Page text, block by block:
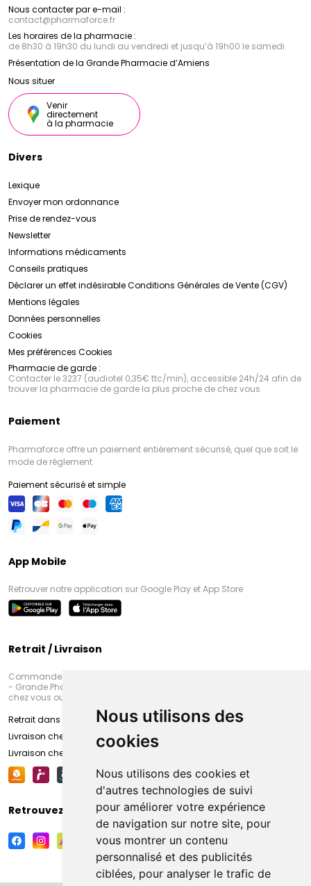
Nous utilisons des
cookies
Nous utilisons des cookies et
d'autres technologies de suivi
pour améliorer votre expérience
de navigation sur notre site, pour
vous montrer un contenu
personnalisé et des publicités
ciblées, pour analyser le trafic de
Nous contacter par e-mail :
contact@pharmaforce.fr
Les horaires de la pharmacie :
de 8h30 à 19h30 du lundi au vendredi et jusqu’à 19h00 le samedi
Présentation de la Grande Pharmacie d’Amiens
Nous situer
Venir
directement
à la pharmacie
Divers
Lexique
Envoyer mon ordonnance
Prise de rendez-vous
Newsletter
Informations médicaments
Conseils pratiques
Déclarer un effet indésirableConditions Générales de Vente (CGV)
Mentions légales
Données personnelles
Cookies
Mes préférences Cookies
Pharmacie de garde :
Contacter le 3237 (audiotel 0,35€ ttc/min), accessible 24h/24 afin de
trouver la pharmacie de garde la plus proche de chez vous
Paiement
Pharmaforce offre un paiement entièrement sécurisé, quel que soit le
mode de règlement
Paiement sécurisé et simple
App Mobile
Retrouver notre application sur Google Play et App Store
Retrait / Livraison
Commandez en ligne et venez chercher votre commande à Amiens
- Grande Pharmacie d’Amiens (Fachon) ou recevez-là rapidement
chez vous ou en point retrait
Retrait dans la pharmacie d’Amiens
Livraison chez vous
Livraison chez votre commerçant
Retrouvez-nous sur vos réseaux sociaux